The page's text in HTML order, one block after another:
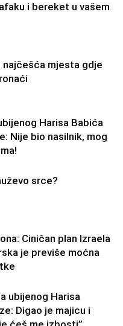
i bereket u vašem
najčešća mjesta gdje
Harisa Babića
Nije bio nasilnik, mog
srce?
Ciničan plan Izraela
je previše moćna
ubijenog Harisa
Digao je majicu i